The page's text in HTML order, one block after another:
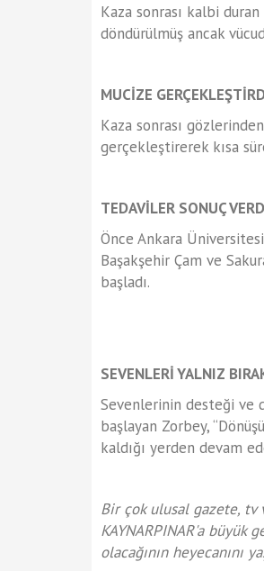
Kaza sonrası kalbi
döndürülmüş ancak
MUCİZE
Kaza sonrası
gerçekleştirerek kısa
TEDAVİLER SONUÇ
Önce Ankara
Başakşehir Çam ve
başladı.
SEVENLERİ YALNIZ
Sevenlerinin desteği ve
başlayan Zorbey,
kaldığı yerden devam
Bir çok ulusal gazete, tv
KAYNARPINAR'a
olacağının heyecanını